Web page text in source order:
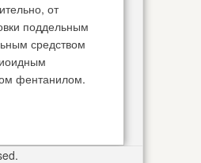
от
поддельным
средством
фентанилом.